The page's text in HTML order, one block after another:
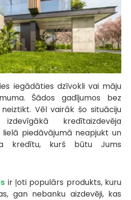
iegādāties dzīvokli vai māju
Šādos gadījumos bez
Vēl vairāk šo situāciju
kredītaizdevēja
lielā piedāvājumā neapjukt un
kredītu, kurš būtu Jums
ir ļoti populārs produkts, kuru
gan nebanku aizdevēji, kas